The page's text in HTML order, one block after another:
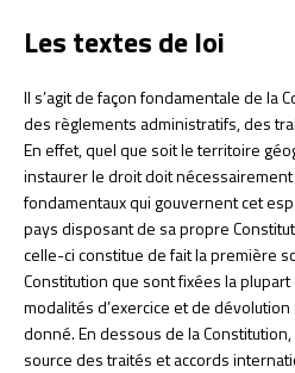
Les textes de loi
Il s’agit de façon fondamentale de la
des règlements administratifs, des
En effet, quel que soit le territoire
instaurer le droit doit
fondamentaux qui gouvernent cet
pays disposant de sa propre
celle-ci constitue de fait la première
Constitution que sont fixées la
modalités d’exercice et de
donné. En dessous de la
source des traités et accords